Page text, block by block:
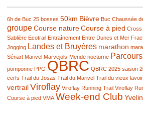
6h de Buc 25 bosses 50km Bièvre Buc Chaussée
groupeCourse natureCourse à pied Cross
Sablière Ecotrail Entraînement Entre Dunes et Mer
Jogging Landes et Bruyères marathon
Sénart Marivel Marvejols-Mende nocturne
pomponne PPG QBRC QBRC 2025 saison
cerfs Trail du Josas Trail du Marivel Trail du vieux lavoir
vertrailViroflay Viroflay Running Trail Viroflay
Course à pied VMA Week-end Club